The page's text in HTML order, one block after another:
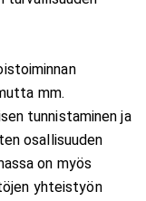
mm.
tunnistaminen ja
osallisuuden
on myös
yhteistyön